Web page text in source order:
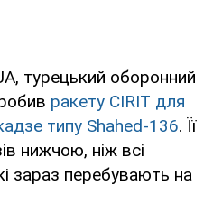
турецький оборонний
ракету CIRIT для
типу Shahed-136. Її
нижчою, ніж всі
зараз перебувають на